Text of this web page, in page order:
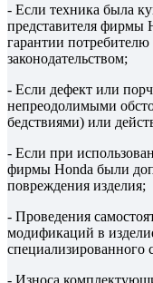
- Если техника была
представителя фирмы
гарантии
законодательством;
- Если дефект или
непреодолимыми
бедствиями) или
- Если при
фирмы Honda были
повреждения изделия;
- Проведения
модификаций в
специализированного
- Износа